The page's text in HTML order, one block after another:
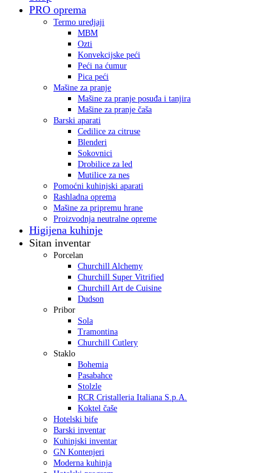
PRO oprema
Termo uredjaji
MBM
Ozti
Konvekcijske peći
Peći na ćumur
Pica peći
Mašine za pranje
Mašine za pranje posuđa i tanjira
Mašine za pranje čaša
Barski aparati
Cedilice za citruse
Blenderi
Sokovnici
Drobilice za led
Mutilice za nes
Pomoćni kuhinjski aparati
Rashladna oprema
Mašine za pripremu hrane
Proizvodnja neutralne opreme
Higijena kuhinje
Sitan inventar
Porcelan
Churchill Alchemy
Churchill Super Vitrified
Churchill Art de Cuisine
Dudson
Pribor
Sola
Tramontina
Churchill Cutlery
Staklo
Bohemia
Pasabahce
Stolzle
RCR Cristalleria Italiana S.p.A.
Koktel čaše
Hotelski bife
Barski inventar
Kuhinjski inventar
GN Kontenjeri
Moderna kuhinja